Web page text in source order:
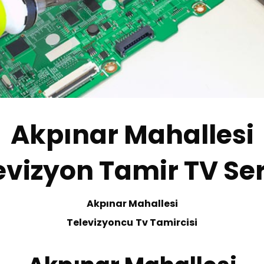
Akpınar Mahallesi
Tamir TV
Akpınar Mahallesi
Televizyoncu TvTamircisi